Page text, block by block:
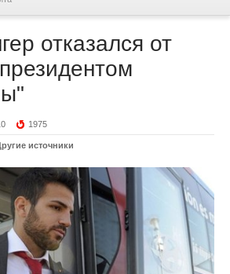
отказался от
1975
источники